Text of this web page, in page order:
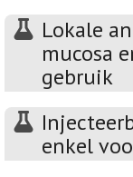
Lokale
mucosa
gebruik
enkel